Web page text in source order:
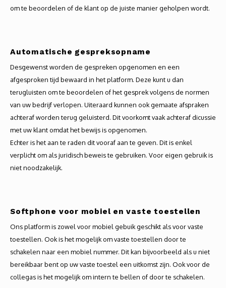
om te beoordelen of de klant op de juiste manier geholpen wordt.
Automatische gespreksopname
Desgewenst worden de gespreken opgenomen en een
afgesproken tijd bewaard in het platform. Deze kunt u dan
terugluisten om te beoordelen of het gesprek volgens de normen
van uw bedrijf verlopen. Uiteraard kunnen ook gemaate afspraken
achteraf worden terug geluisterd. Dit voorkomt vaak achteraf dicussie
met uw klant omdat het bewijs is opgenomen.
Echter is het aan te raden dit vooraf aan te geven. Dit is enkel
verplicht om als juridisch beweis te gebruiken. Voor eigen gebruik is
niet noodzakelijk.
Softphone voor mobiel en vaste toestellen
Ons platform is zowel voor mobiel gebuik geschikt als voor vaste
toestellen. Ook is het mogelijk om vaste toestellen door te
schakelen naar een mobiel nummer. Dit kan bijvoorbeeld als u niet
bereikbaar bent op uw vaste toestel een uitkomst zijn. Ook voor de
collegas is het mogelijk om intern te bellen of door te schakelen.